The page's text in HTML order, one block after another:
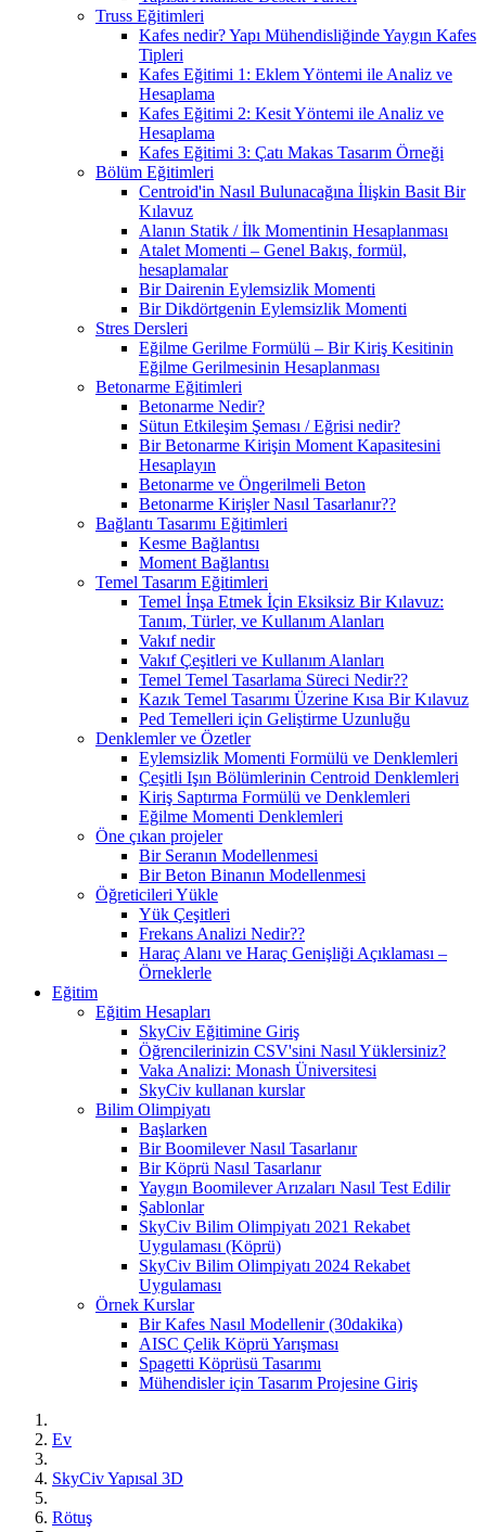
Truss Eğitimleri
Kafes nedir? Yapı Mühendisliğinde Yaygın Kafes
Tipleri
Kafes Eğitimi 1: Eklem Yöntemi ile Analiz ve
Hesaplama
Kafes Eğitimi 2: Kesit Yöntemi ile Analiz ve
Hesaplama
Kafes Eğitimi 3: Çatı Makas Tasarım Örneği
Bölüm Eğitimleri
Centroid'in Nasıl Bulunacağına İlişkin Basit Bir
Kılavuz
Alanın Statik / İlk Momentinin Hesaplanması
Atalet Momenti – Genel Bakış, formül,
hesaplamalar
Bir Dairenin Eylemsizlik Momenti
Bir Dikdörtgenin Eylemsizlik Momenti
Stres Dersleri
Eğilme Gerilme Formülü – Bir Kiriş Kesitinin
Eğilme Gerilmesinin Hesaplanması
Betonarme Eğitimleri
Betonarme Nedir?
Sütun Etkileşim Şeması / Eğrisi nedir?
Bir Betonarme Kirişin Moment Kapasitesini
Hesaplayın
Betonarme ve Öngerilmeli Beton
Betonarme Kirişler Nasıl Tasarlanır??
Bağlantı Tasarımı Eğitimleri
Kesme Bağlantısı
Moment Bağlantısı
Temel Tasarım Eğitimleri
Temel İnşa Etmek İçin Eksiksiz Bir Kılavuz:
Tanım, Türler, ve Kullanım Alanları
Vakıf nedir
Vakıf Çeşitleri ve Kullanım Alanları
Temel Temel Tasarlama Süreci Nedir??
Kazık Temel Tasarımı Üzerine Kısa Bir Kılavuz
Ped Temelleri için Geliştirme Uzunluğu
Denklemler ve Özetler
Eylemsizlik Momenti Formülü ve Denklemleri
Çeşitli Işın Bölümlerinin Centroid Denklemleri
Kiriş Saptırma Formülü ve Denklemleri
Eğilme Momenti Denklemleri
Öne çıkan projeler
Bir Seranın Modellenmesi
Bir Beton Binanın Modellenmesi
Öğreticileri Yükle
Yük Çeşitleri
Frekans Analizi Nedir??
Haraç Alanı ve Haraç Genişliği Açıklaması –
Örneklerle
Eğitim
Eğitim Hesapları
SkyCiv Eğitimine Giriş
Öğrencilerinizin CSV'sini Nasıl Yüklersiniz?
Vaka Analizi: Monash Üniversitesi
SkyCiv kullanan kurslar
Bilim Olimpiyatı
Başlarken
Bir Boomilever Nasıl Tasarlanır
Bir Köprü Nasıl Tasarlanır
Yaygın Boomilever Arızaları Nasıl Test Edilir
Şablonlar
SkyCiv Bilim Olimpiyatı 2021 Rekabet
Uygulaması (Köprü)
SkyCiv Bilim Olimpiyatı 2024 Rekabet
Uygulaması
Örnek Kurslar
Bir Kafes Nasıl Modellenir (30dakika)
AISC Çelik Köprü Yarışması
Spagetti Köprüsü Tasarımı
Mühendisler için Tasarım Projesine Giriş
Ev
SkyCiv Yapısal 3D
Rötuş